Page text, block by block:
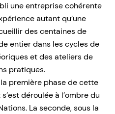
une entreprise cohérente
autant qu’une
des centaines de
entier dans les cycles de
et des ateliers de
pratiques.
première phase de cette
déroulée à l’ombre du
La seconde, sous la